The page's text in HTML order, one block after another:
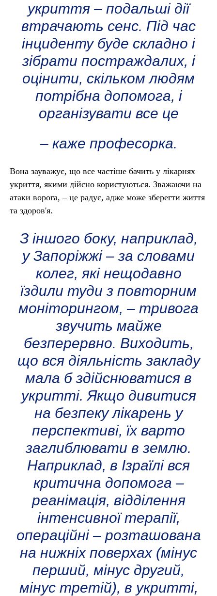
укриття – подальші дії
втрачають сенс. Під час
інциденту буде складно і
зібрати постраждалих, і
оцінити, скільком людям
потрібна допомога, і
організувати все це
– каже професорка.
Вона зауважує, що все частіше бачить у лікарнях
укриття, якими дійсно користуються. Зважаючи на
атаки ворога, – це радує, адже може зберегти життя
та здоров'я.
З іншого боку, наприклад,
у Запоріжжі – за словами
колег, які нещодавно
їздили туди з повторним
моніторингом, – тривога
звучить майже
безперервно. Виходить,
що вся діяльність закладу
мала б здійснюватися в
укритті. Якщо дивитися
на безпеку лікарень у
перспективі, їх варто
заглиблювати в землю.
Наприклад, в Ізраїлі вся
критична допомога –
реанімація, відділення
інтенсивної терапії,
операційні – розташована
на нижніх поверхах (мінус
перший, мінус другий,
мінус третій), в укритті,